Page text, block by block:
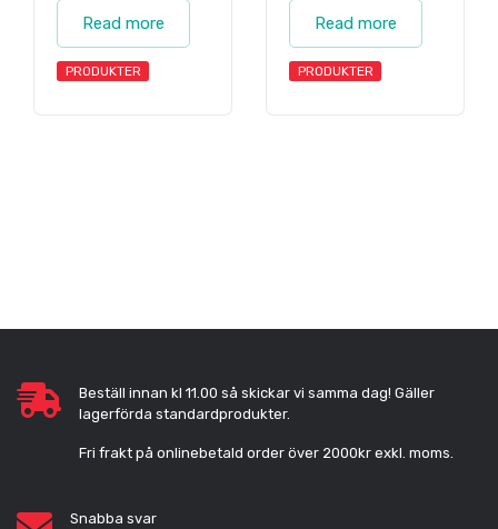
Read more
PRODUKTER
Read more
PRODUKTER
Beställ innan kl 11.00 så skickar vi samma dag! Gäller
lagerförda standardprodukter.
Fri frakt på onlinebetald order över 2000kr exkl. moms.
Snabba svar